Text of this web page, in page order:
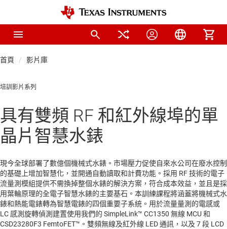
首頁 影片庫
培訓影片系列
具有雙頻 RF 和紅外線埠的單
晶片智慧水錶
現今全球部署了數億個機械式水錶。市場壓力促使自來水公司在廢水控制
的基礎上增加智慧化，並開通自動讀取和計費功能。採用 RF 技術的電子
流量測模組提供不需換掉整個水錶的解決方案，符合成本效益，並且是採
用葉輪原理的全電子智慧水錶的主要基石。本訓練課程將涵蓋將機械式水
錶和熱能電錶轉為智慧電錶的四個重要子系統。用於流量量測的電感或
LC 感測旋轉偵測建置使用我們的 SimpleLink™ CC1350 無線 MCU 和
CSD23280F3 FemtoFET™。雙頻無線及紅外線 LED 通訊，以及 7 段 LCD